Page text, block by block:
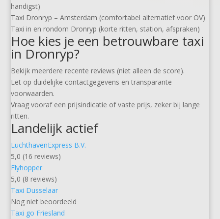
handigst)
Taxi Dronryp – Amsterdam (comfortabel alternatief voor OV)
Taxi in en rondom Dronryp (korte ritten, station, afspraken)
Hoe kies je een betrouwbare taxi
in Dronryp?
Bekijk meerdere recente reviews (niet alleen de score).
Let op duidelijke contactgegevens en transparante
voorwaarden.
Vraag vooraf een prijsindicatie of vaste prijs, zeker bij lange
ritten.
Landelijk actief
LuchthavenExpress B.V.
5,0 (16 reviews)
Flyhopper
5,0 (8 reviews)
Taxi Dusselaar
Nog niet beoordeeld
Taxi go Friesland